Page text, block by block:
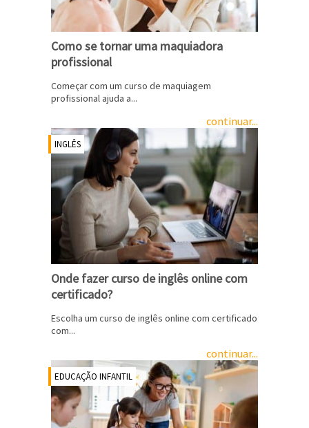
Como se tornar uma maquiadora
profissional
Começar com um curso de maquiagem
profissional ajuda a...
continuar...
INGLÊS
Onde fazer curso de inglês online com
certificado?
Escolha um curso de inglês online com certificado
com...
continuar...
EDUCAÇÃO INFANTIL